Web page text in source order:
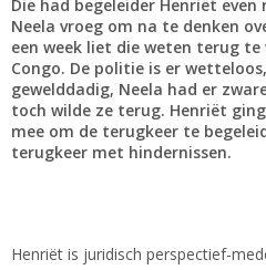
Die had begeleider Henriët
Neela vroeg om na te denken
een week liet die weten terug te
Congo. De politie is er
gewelddadig, Neela had er
toch wilde ze terug. Henriët
mee om de terugkeer te
terugkeer met hindernissen.
Henriët is juridisch perspectief-